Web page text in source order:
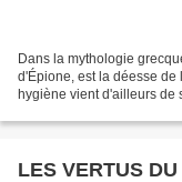
Dans la mythologie
d'Épione, est la déesse de
hygiène vient d'ailleurs de
LES VERTUS